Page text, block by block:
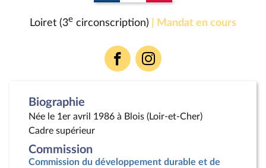
Loiret (3e circonscription) | Mandat en cours
Voir
la
Voir
la
Biographie
Née le 1er avril 1986 à Blois (Loir-et-Cher)
Cadre supérieur
Commission
Commission du développement durable et de